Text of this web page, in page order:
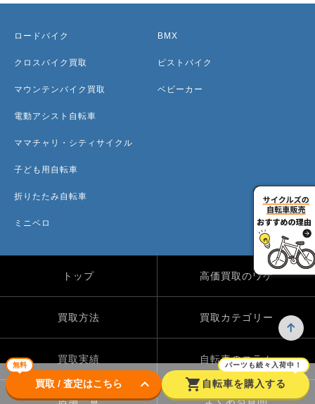
無料
買取 / 査定はこちら keyboard_arrow_down shopping_cart
パーツも続々入荷中！
自転車を購入する
ロードバイク
クロスバイク買取
マウンテンバイク買取
電動アシスト自転車
ママチャリ・シティサイクル
子ども用自転車
折りたたみ自転車
ミニベロ
BMX
ピストバイク
ベビーカー
トップ 高価買取のワケ
買取方法 買取カテゴリー
買取実績 自転車のコラム
店舗一覧 よくある質問